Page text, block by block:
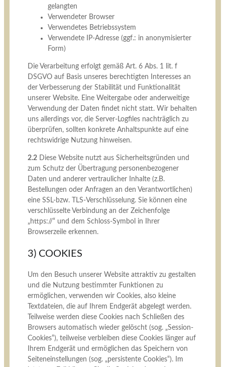
gelangten
Verwendeter Browser
Verwendetes Betriebssystem
Verwendete IP-Adresse (ggf.: in anonymisierter
Form)
Die Verarbeitung erfolgt gemäß Art. 6 Abs. 1 lit. f
DSGVO auf Basis unseres berechtigten Interesses an
der Verbesserung der Stabilität und Funktionalität
unserer Website. Eine Weitergabe oder anderweitige
Verwendung der Daten findet nicht statt. Wir behalten
uns allerdings vor, die Server-Logfiles nachträglich zu
überprüfen, sollten konkrete Anhaltspunkte auf eine
rechtswidrige Nutzung hinweisen.
2.2Diese Website nutzt aus Sicherheitsgründen und
zum Schutz der Übertragung personenbezogener
Daten und anderer vertraulicher Inhalte (z.B.
Bestellungen oder Anfragen an den Verantwortlichen)
eine SSL-bzw. TLS-Verschlüsselung. Sie können eine
verschlüsselte Verbindung an der Zeichenfolge
„https://“ und dem Schloss-Symbol in Ihrer
Browserzeile erkennen.
3) COOKIES
Um den Besuch unserer Website attraktiv zu gestalten
und die Nutzung bestimmter Funktionen zu
ermöglichen, verwenden wir Cookies, also kleine
Textdateien, die auf Ihrem Endgerät abgelegt werden.
Teilweise werden diese Cookies nach Schließen des
Browsers automatisch wieder gelöscht (sog. „Session-
Cookies“), teilweise verbleiben diese Cookies länger auf
Ihrem Endgerät und ermöglichen das Speichern von
Seiteneinstellungen (sog. „persistente Cookies“). Im